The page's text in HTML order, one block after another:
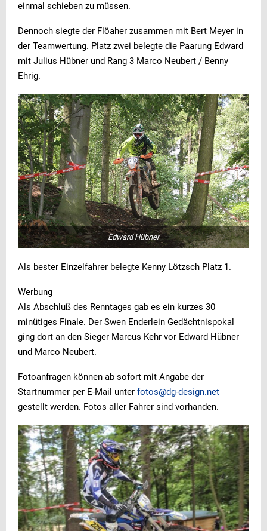
einmal schieben zu müssen.
Dennoch siegte der Flöaher zusammen mit Bert Meyer in
der Teamwertung. Platz zwei belegte die Paarung Edward
mit Julius Hübner und Rang 3 Marco Neubert / Benny
Ehrig.
Edward Hübner
Als bester Einzelfahrer belegte Kenny Lötzsch Platz 1.
Werbung
Als Abschluß des Renntages gab es ein kurzes 30
minütiges Finale. Der Swen Enderlein Gedächtnispokal
ging dort an den Sieger Marcus Kehr vor Edward Hübner
und Marco Neubert.
Fotoanfragen können ab sofort mit Angabe der
Startnummer per E-Mail unter fotos@dg-design.net
gestellt werden. Fotos aller Fahrer sind vorhanden.